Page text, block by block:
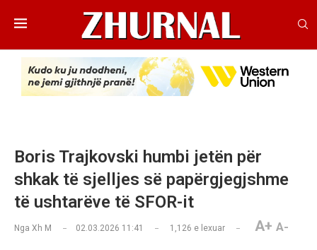
Boris Trajkovski humbi jetën për
shkak të sjelljes së papërgjegjshme
të ushtarëve të SFOR-it
Nga Xh M 02.03.2026 11:41 1,126 e lexuar A+ A-